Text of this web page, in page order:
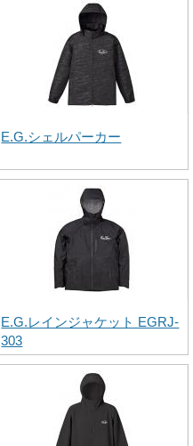
E.G.シェルパーカー
E.G.レインジャケット EGRJ-
303